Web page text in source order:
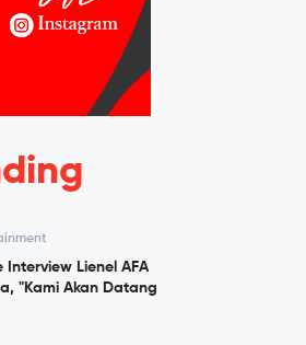
Interview Lienel AFA
"Kami Akan Datang